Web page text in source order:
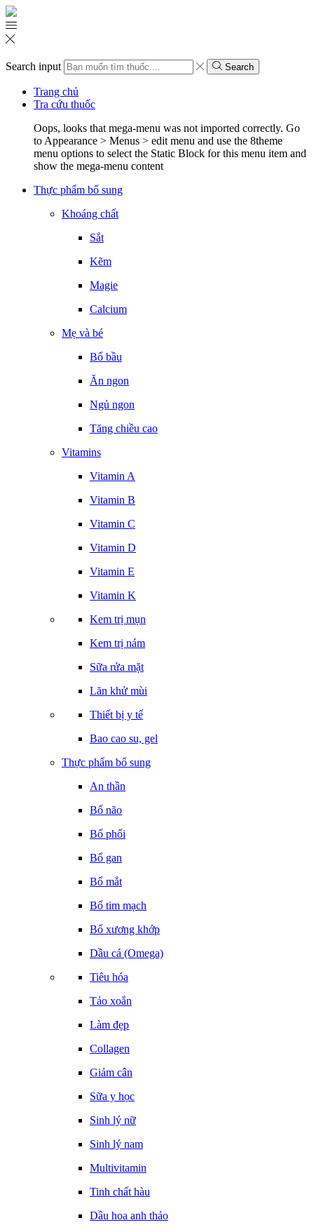
Search input Search
Trang chủ
Tra cứu thuốc
Oops, looks that mega-menu was not imported correctly. Go
to Appearance > Menus > edit menu and use the 8theme
menu options to select the Static Block for this menu item and
show the mega-menu content
Thực phẩm bổ sung
Khoáng chất
Sắt
Kẽm
Magie
Calcium
Mẹ và bé
Bổ bầu
Ăn ngon
Ngủ ngon
Tăng chiều cao
Vitamins
Vitamin A
Vitamin B
Vitamin C
Vitamin D
Vitamin E
Vitamin K
Kem trị mụn
Kem trị nám
Sữa rửa mặt
Lăn khử mùi
Thiết bị y tế
Bao cao su, gel
Thực phẩm bổ sung
An thần
Bổ não
Bổ phổi
Bổ gan
Bổ mắt
Bổ tim mạch
Bổ xương khớp
Dầu cá (Omega)
Tiêu hóa
Tảo xoắn
Làm đẹp
Collagen
Giảm cân
Sữa y học
Sinh lý nữ
Sinh lý nam
Multivitamin
Tinh chất hàu
Dầu hoa anh thảo